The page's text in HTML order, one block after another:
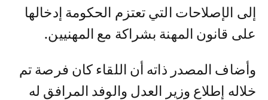
إلى الإصلاحات التي تعتزم الحكومة إدخالها
على قانون المهنة بشراكة مع المهنيين.
وأضاف المصدر ذاته أن اللقاء كان فرصة تم
خلاله إطلاع وزير العدل والوفد المرافق له